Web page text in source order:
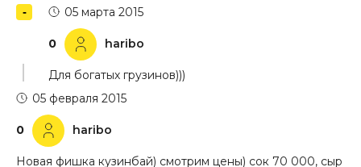
0 haribo
05 марта 2015
Для богатых грузинов)))
0 haribo
05 февраля 2015
Новая фишка кузинбай) смотрим цены) сок 70 000, сыр